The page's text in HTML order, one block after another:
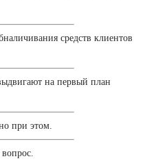
средств клиентов
на первый план
при этом.